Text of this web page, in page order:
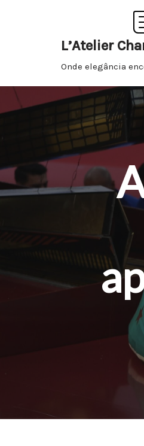
conteúdo
L’Atelier
Onde elegância